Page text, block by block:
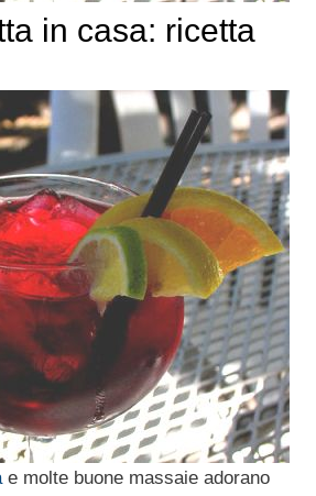
in casa: ricetta
e molte buone massaie adorano